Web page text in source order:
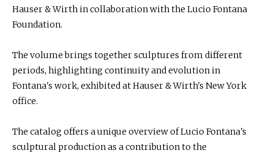
Hauser & Wirth in collaboration with the Lucio Fontana
Foundation.
The volume brings together sculptures from different
periods, highlighting continuity and evolution in
Fontana's work, exhibited at Hauser & Wirth's New York
office.
The catalog offers a unique overview of Lucio Fontana's
sculptural production as a contribution to the